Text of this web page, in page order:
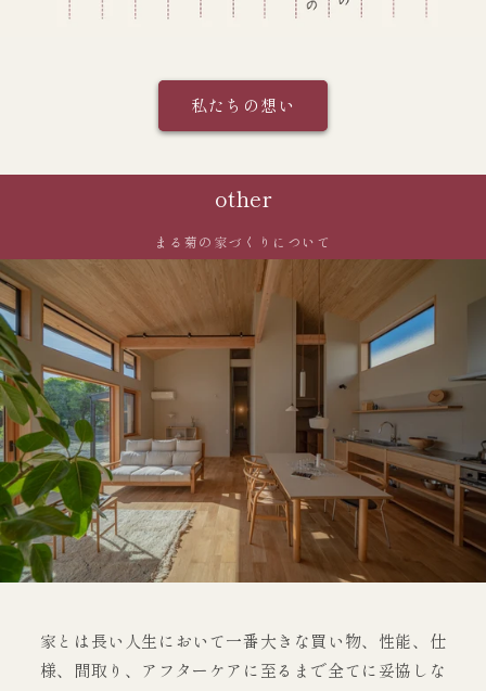
私たちの想い
other
まる菊の家づくりについて
家とは長い人生において一番大きな買い物、性能、仕
様、間取り、アフターケアに至るまで全てに妥協しな